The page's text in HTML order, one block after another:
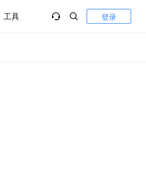
工具 登录